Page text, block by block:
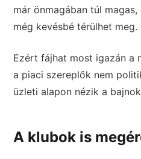
már önmagában túl
még kevésbé térülhet meg.
Ezért fájhat most igazán a
a piaci szereplők nem
üzleti alapon nézik a
A klubok is